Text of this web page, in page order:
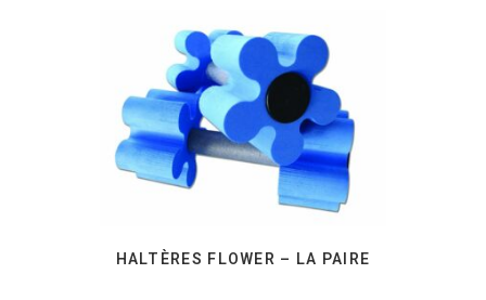
HALTÈRES FLOWER – LA PAIRE